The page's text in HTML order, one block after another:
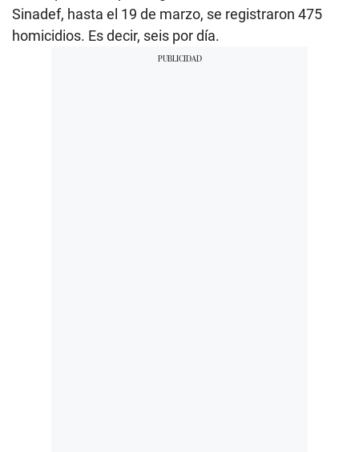
Sinadef, hasta el 19 de marzo, se registraron 475
homicidios. Es decir, seis por día.